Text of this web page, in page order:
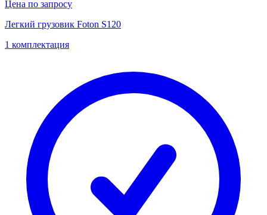
Цена по запросу
Легкий грузовик Foton S120
1 комплектация